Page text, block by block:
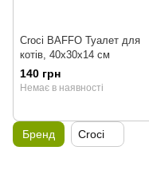
Croci BAFFO Туалет для
котів, 40х30х14 см
140 грн
Немає в наявності
Бренд Croci